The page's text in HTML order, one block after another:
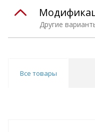
Другие
Все товары